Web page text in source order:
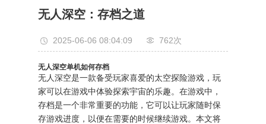
无人深空：存档之道
2025-06-06 08:04:09 762次
无人深空单机如何存档
无人深空是一款备受玩家喜爱的太空探险游戏，玩
家可以在游戏中体验探索宇宙的乐趣。在游戏中，
存档是一个非常重要的功能，它可以让玩家随时保
存游戏进度，以便在需要的时候继续游戏。本文将